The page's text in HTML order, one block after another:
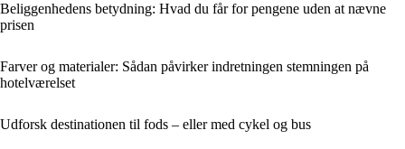
Beliggenhedens betydning: Hvad du får for pengene uden at nævne
prisen
Farver og materialer: Sådan påvirker indretningen stemningen på
hotelværelset
Udforsk destinationen til fods – eller med cykel og bus